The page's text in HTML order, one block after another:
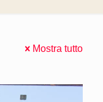
Mostra tutto